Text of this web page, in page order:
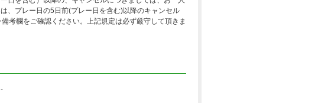
、プレー日の5日前(プレー日を含む)以降のキャンセル
考欄をご確認ください。上記規定は必ず厳守して頂きま
-